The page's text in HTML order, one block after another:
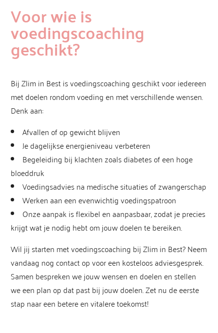
Voor wie is
voedingscoaching
geschikt?
Bij Zlim in Best is voedingscoaching geschikt voor iedereen
met doelen rondom voeding en met verschillende wensen.
Denk aan:
Afvallen of op gewicht blijven
Je dagelijkse energieniveau verbeteren
Begeleiding bij klachten zoals diabetes of een hoge
bloeddruk
Voedingsadvies na medische situaties of zwangerschap
Werken aan een evenwichtig voedingspatroon
Onze aanpak is flexibel en aanpasbaar, zodat je precies
krijgt wat je nodig hebt om jouw doelen te bereiken.
Wil jij starten met voedingscoaching bij Zlim in Best? Neem
vandaag nog contact op voor een kosteloos adviesgesprek.
Samen bespreken we jouw wensen en doelen en stellen
we een plan op dat past bij jouw doelen. Zet nu de eerste
stap naar een betere en vitalere toekomst!